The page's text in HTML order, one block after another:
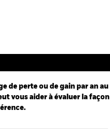
de perte ou de gain par an au
vous aider à évaluer la façon